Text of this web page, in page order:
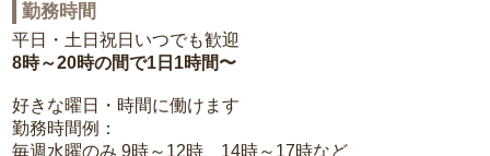
勤務時間
平日・土日祝日いつでも歓迎
8時～20時の間で1日1時間〜
好きな曜日・時間に働けます
勤務時間例：
毎週水曜のみ 9時～12時、14時～17時など